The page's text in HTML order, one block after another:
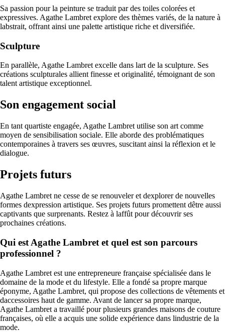
Sa passion pour la peinture se traduit par des toiles colorées et
expressives. Agathe Lambret explore des thèmes variés, de la nature à
labstrait, offrant ainsi une palette artistique riche et diversifiée.
Sculpture
En parallèle, Agathe Lambret excelle dans lart de la sculpture. Ses
créations sculpturales allient finesse et originalité, témoignant de son
talent artistique exceptionnel.
Son engagement social
En tant quartiste engagée, Agathe Lambret utilise son art comme
moyen de sensibilisation sociale. Elle aborde des problématiques
contemporaines à travers ses œuvres, suscitant ainsi la réflexion et le
dialogue.
Projets futurs
Agathe Lambret ne cesse de se renouveler et dexplorer de nouvelles
formes dexpression artistique. Ses projets futurs promettent dêtre aussi
captivants que surprenants. Restez à laffût pour découvrir ses
prochaines créations.
Qui est Agathe Lambret et quel est son parcours
professionnel ?
Agathe Lambret est une entrepreneure française spécialisée dans le
domaine de la mode et du lifestyle. Elle a fondé sa propre marque
éponyme, Agathe Lambret, qui propose des collections de vêtements et
daccessoires haut de gamme. Avant de lancer sa propre marque,
Agathe Lambret a travaillé pour plusieurs grandes maisons de couture
françaises, où elle a acquis une solide expérience dans lindustrie de la
mode.